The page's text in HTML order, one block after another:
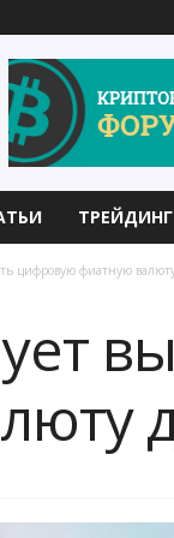
ТРЕЙДИНГ
цифровую фиатную